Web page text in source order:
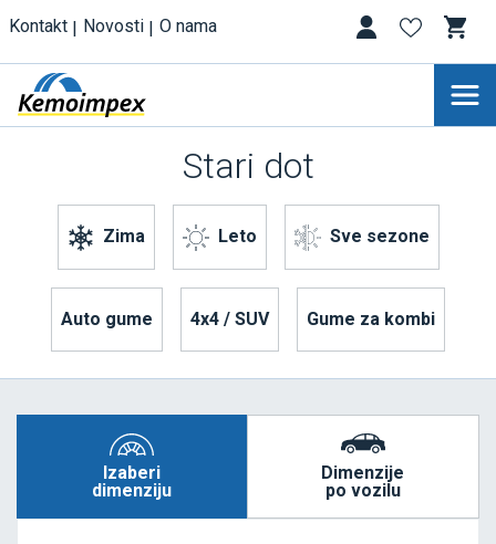
Kontakt Novosti O nama
Zima Leto Sve sezone
Stari dot
Auto gume 4x4 / SUV Gume za kombi
Izaberi
dimenziju
Dimenzije
po vozilu